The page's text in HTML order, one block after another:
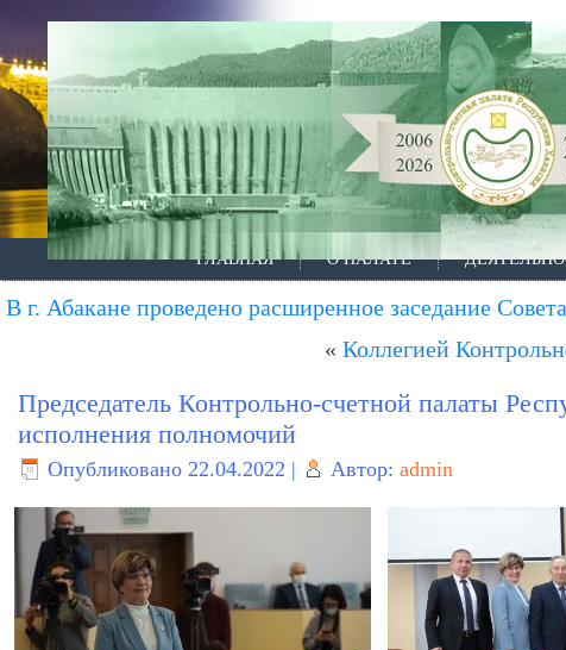
ГЛАВНАЯ О ПАЛАТЕ
В г. Абакане проведено расширенное заседание
« Коллегией
Председатель Контрольно-счетной палаты
исполнения полномочий
Опубликовано 22.04.2022 | Автор: admin